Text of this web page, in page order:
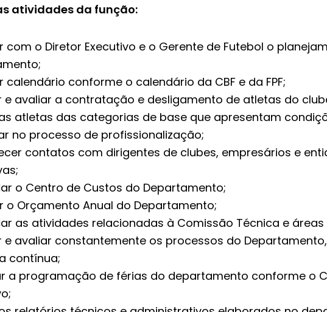
atividades da função:
com o Diretor Executivo e o Gerente de Futebol o
calendário conforme o calendário da CBF e da FPF;
e avaliar a contratação e desligamento de atletas do
atletas das categorias de base que apresentam
no processo de profissionalização;
contatos com dirigentes de clubes, empresários e
o Centro de Custos do Departamento;
o Orçamento Anual do Departamento;
as atividades relacionadas à Comissão Técnica e áreas
e avaliar constantemente os processos do
contínua;
a programação de férias do departamento conforme o